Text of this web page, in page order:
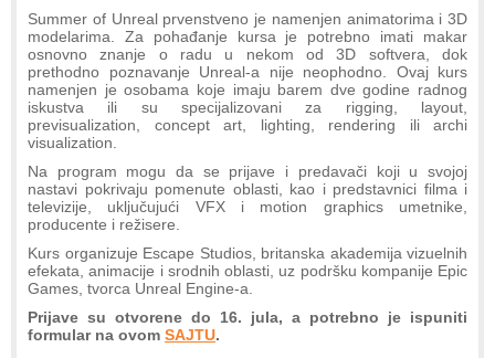
Summer of Unreal prvenstveno je namenjen animatorima i 3D
modelarima. Za pohađanje kursa je potrebno imati makar
osnovno znanje o radu u nekom od 3D softvera, dok
prethodno poznavanje Unreal-a nije neophodno. Ovaj kurs
namenjen je osobama koje imaju barem dve godine radnog
iskustva ili su specijalizovani za rigging, layout,
previsualization, concept art, lighting, rendering ili archi
visualization.
Na program mogu da se prijave i predavači koji u svojoj
nastavi pokrivaju pomenute oblasti, kao i predstavnici filma i
televizije, uključujući VFX i motion graphics umetnike,
producente i režisere.
Kurs organizuje Escape Studios, britanska akademija vizuelnih
efekata, animacije i srodnih oblasti, uz podršku kompanije Epic
Games, tvorca Unreal Engine-a.
Prijave su otvorene do 16. jula, a potrebno je ispuniti
formular na ovom SAJTU.